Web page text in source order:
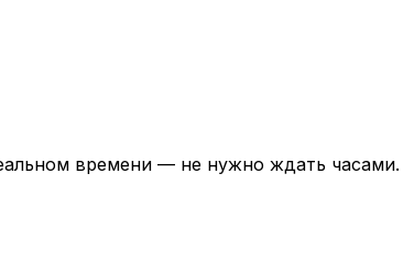
времени — не нужно ждать часами.